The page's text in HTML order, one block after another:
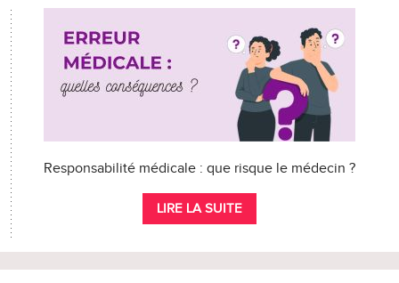
Responsabilité médicale : que risque le médecin ?
LIRE LA SUITE